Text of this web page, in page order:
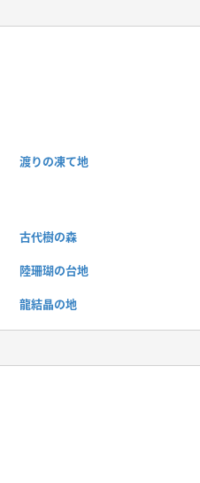
渡りの凍て地
古代樹の森
陸珊瑚の台地
龍結晶の地